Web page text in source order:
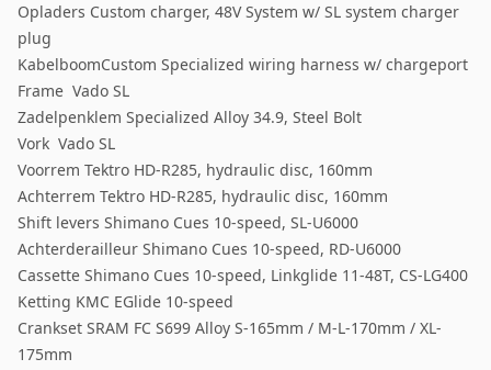
Opladers Custom charger, 48V System w/ SL system charger
plug
KabelboomCustom Specialized wiring harness w/ chargeport
Frame Vado SL
Zadelpenklem Specialized Alloy 34.9, Steel Bolt
Vork Vado SL
Voorrem Tektro HD-R285, hydraulic disc, 160mm
Achterrem Tektro HD-R285, hydraulic disc, 160mm
Shift levers Shimano Cues 10-speed, SL-U6000
Achterderailleur Shimano Cues 10-speed, RD-U6000
Cassette Shimano Cues 10-speed, Linkglide 11-48T, CS-LG400
Ketting KMC EGlide 10-speed
Crankset SRAM FC S699 Alloy S-165mm / M-L-170mm / XL-
175mm